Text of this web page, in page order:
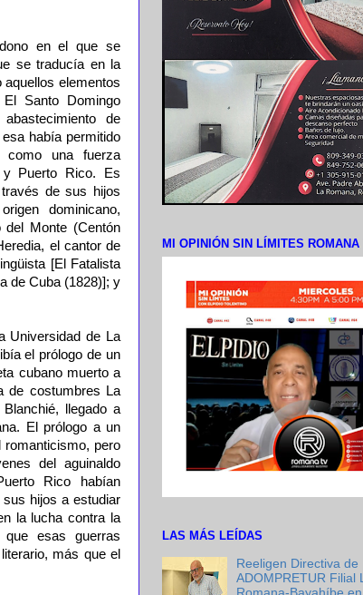
en el que se
se traducía en la
elementos
Santo Domingo
de
había permitido
como una fuerza
Puerto Rico. Es
de sus hijos
dominicano,
del Monte (Centón
el cantor de
[El Fatalista
de Cuba (1828)]; y
Universidad de La
el prólogo de un
cubano muerto a
de costumbres La
llegado a
El prólogo a un
pero
del aguinaldo
Rico habían
hijos a estudiar
la lucha contra la
esas guerras
más que el
MI OPINIÓN SIN LÍMITES ROMANA
LAS MÁS LEÍDAS
Reeligen Directiva de
ADOMPRETUR Filial